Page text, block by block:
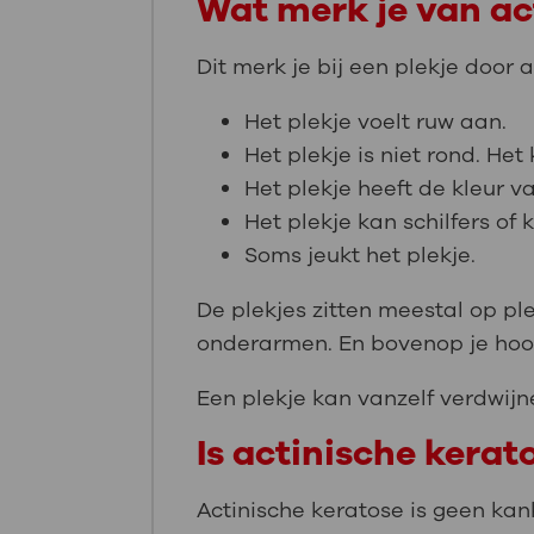
Wat merk je van
Dit merk je bij een plekje door
Het plekje voelt ruw aan.
Het plekje is niet rond.
Het plekje heeft de kleur
Het plekje kan schilfers of
Soms jeukt het plekje.
De plekjes zitten meestal op
onderarmen. En bovenop je
Een plekje kan vanzelf
Is actinische
Actinische keratose is geen